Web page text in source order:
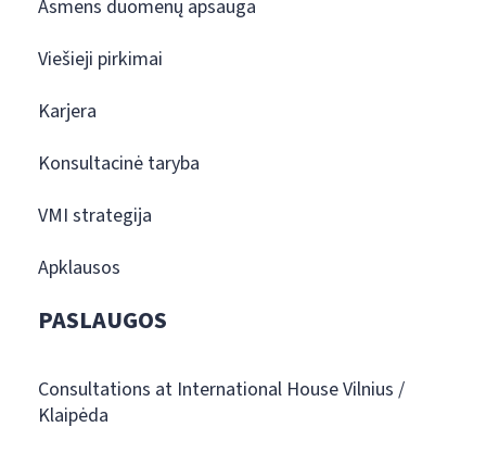
Asmens duomenų apsauga
Viešieji pirkimai
Karjera
Konsultacinė taryba
VMI strategija
Apklausos
PASLAUGOS
Consultations at International House Vilnius /
Klaipėda